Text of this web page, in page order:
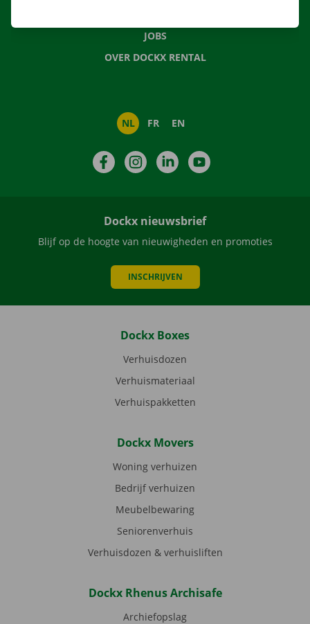
JOBS
OVER DOCKX RENTAL
NL FR EN
FacebookInstagramLinkedIn
Dockx nieuwsbrief
Blijf op de hoogte van nieuwigheden en promoties
INSCHRIJVEN
Dockx Boxes
Verhuisdozen
Verhuismateriaal
Verhuispakketten
Dockx Movers
Woning verhuizen
Bedrijf verhuizen
Meubelbewaring
Seniorenverhuis
Verhuisdozen & verhuisliften
Dockx Rhenus Archisafe
Archiefopslag